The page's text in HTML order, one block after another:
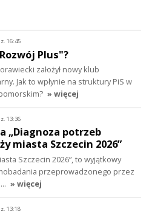
16:45
Plus"?
założył nowy klub
Jak to wpłynie na struktury PiS w
» więcej
13:36
„Diagnoza potrzeb
miasta Szczecin 2026”
Szczecin 2026”, to wyjątkowy
przeprowadzonego przez
» więcej
13:18